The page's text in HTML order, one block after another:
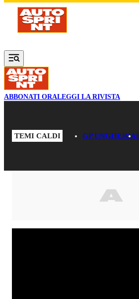
Vai al contenuto principale
ABBONATI ORALEGGI LA RIVISTA
TEMI CALDI GP UNGHERIA